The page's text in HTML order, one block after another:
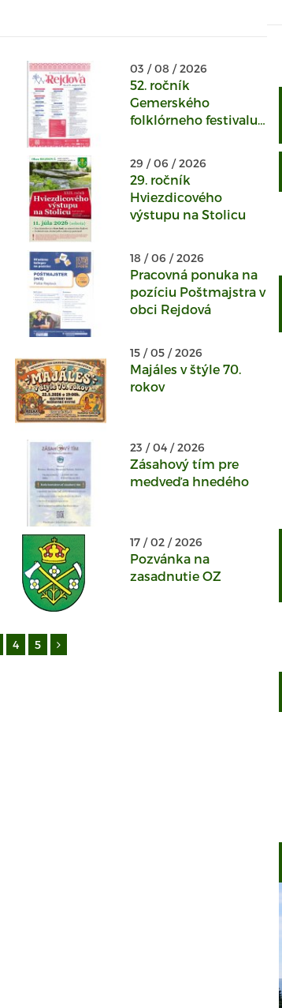
03 / 08 / 2026
52. ročník
Gemerského
folklórneho festivalu
29 / 06 / 2026
29. ročník
Hviezdicového
výstupu na Stolicu
18 / 06 / 2026
Pracovná ponuka na
pozíciu Poštmajstra v
obci Rejdová
15 / 05 / 2026
Majáles v štýle 70.
rokov
23 / 04 / 2026
Zásahový tím pre
medveďa hnedého
17 / 02 / 2026
Pozvánka na
zasadnutie OZ
4 5